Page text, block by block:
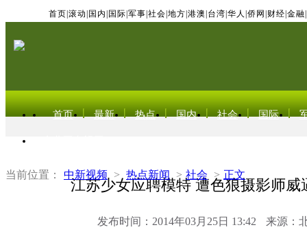
首页 滚动 国内 国际 军事 社会 地方 港澳 台湾 华人 侨网 财经 金融
首页 最新 热点 国内 社会 国际
当前位置： 中新视频 > 热点新闻 > 社会 > 正文
江苏少女应聘模特 遭色狼摄影师威
发布时间：2014年03月25日 13:42 来源：